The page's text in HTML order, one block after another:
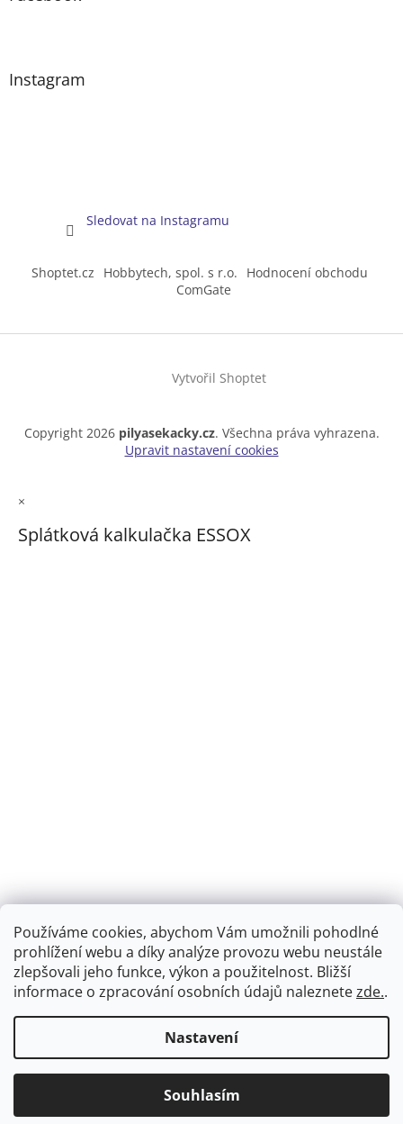
Používáme cookies, abychom Vám umožnili pohodlné
prohlížení webu a díky analýze provozu webu neustále
zlepšovali jeho funkce, výkon a použitelnost. Bližší
informace o zpracování osobních údajů naleznetezde..
Nastavení
Souhlasím
Instagram
Sledovat na Instagramu
Shoptet.cz Hobbytech, spol. s r.o.
Hodnocení obchodu
ComGate
Vytvořil Shoptet
Copyright 2026 pilyasekacky.cz. Všechna práva vyhrazena.
Upravit nastavení cookies
×
Splátková kalkulačka ESSOX